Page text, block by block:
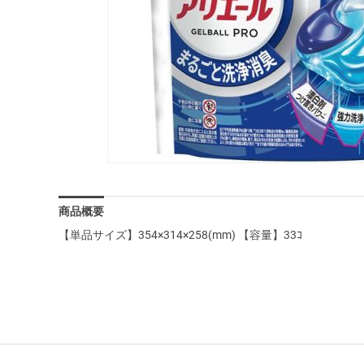
商品概要
【単品サイズ】354×314×258(mm) 【容量】33ｺ